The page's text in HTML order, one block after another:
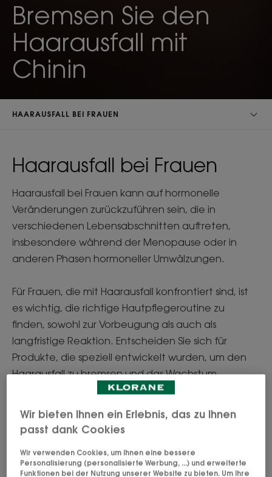
Bremsen Sie den
Haarausfall mit
Chinin
HAARAUSFALL BEI FRAUEN
Haarausfall bei Frauen
Haarausfall bei Frauen kann auf hormonelle
Veränderungen zurückzuführen sein, die in
verschiedenen Lebensabschnitten auftreten,
insbesondere während der Menopause oder in
anderen Phasen hormoneller Umwälzungen.
Für Frauen, die mit Haarausfall konfrontiert sind, ist
es wichtig, die richtige Hautpflegeroutine zu
finden, sowohl zur Vorbeugung als auch als
langfristige Reaktion. Entscheiden Sie sich für
Produkte, die speziell entwickelt wurden, um den
Haarausfall zu bremsen und das Wachstum
bestehender Haare anzuregen. Entscheiden Sie
natürlichen Aktivstoffen, um Haarausfall wirksam zu
bekämpfen.
Wir bieten Ihnen ein Erlebnis, das zu Ihnen
passt dank Cookies
Wir verwenden Cookies, um Ihnen eine bessere
Personalisierung (personalisierte Werbung, ...) und erweiterte
Funktionen bei der Nutzung unserer Website zu bieten. Um Ihre